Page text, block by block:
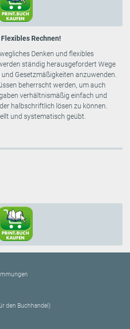
Rechnen!
Denken und flexibles
ständig herausgefordert Wege
Gesetzmäßigkeiten anzuwenden.
beherrscht werden, um auch
verhältnismäßig einfach und
halbschriftlich lösen zu können.
und systematisch geübt.
den Buchhandel)